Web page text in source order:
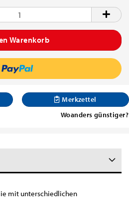
Merkzettel
Woanders günstiger?
mit unterschiedlichen